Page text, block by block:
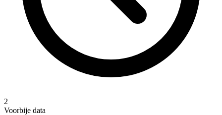
2
Voorbije data